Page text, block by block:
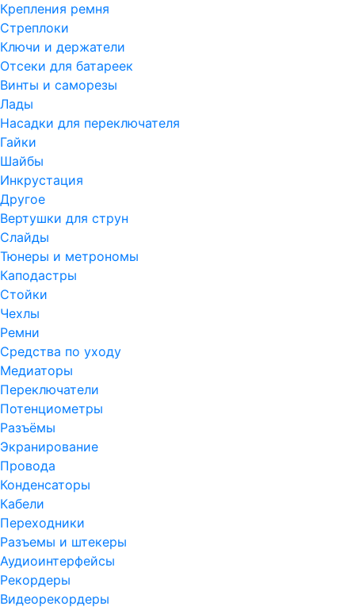
Крепления ремня
Стреплоки
Ключи и держатели
Отсеки для батареек
Винты и саморезы
Лады
Насадки для переключателя
Гайки
Шайбы
Инкрустация
Другое
Вертушки для струн
Слайды
Тюнеры и метрономы
Каподастры
Стойки
Чехлы
Ремни
Средства по уходу
Медиаторы
Переключатели
Потенциометры
Разъёмы
Экранирование
Провода
Конденсаторы
Кабели
Переходники
Разъемы и штекеры
Аудиоинтерфейсы
Рекордеры
Видеорекордеры